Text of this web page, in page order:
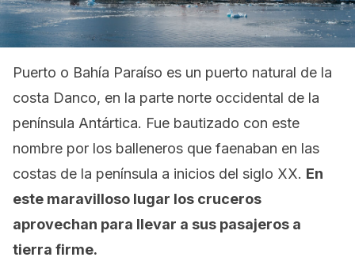
Puerto o Bahía Paraíso es un puerto natural de la
costa Danco, en la parte norte occidental de la
península Antártica. Fue bautizado con este
nombre por los balleneros que faenaban en las
costas de la península a inicios del siglo XX. En
este maravilloso lugar los cruceros
aprovechan para llevar a sus pasajeros a
tierra firme.